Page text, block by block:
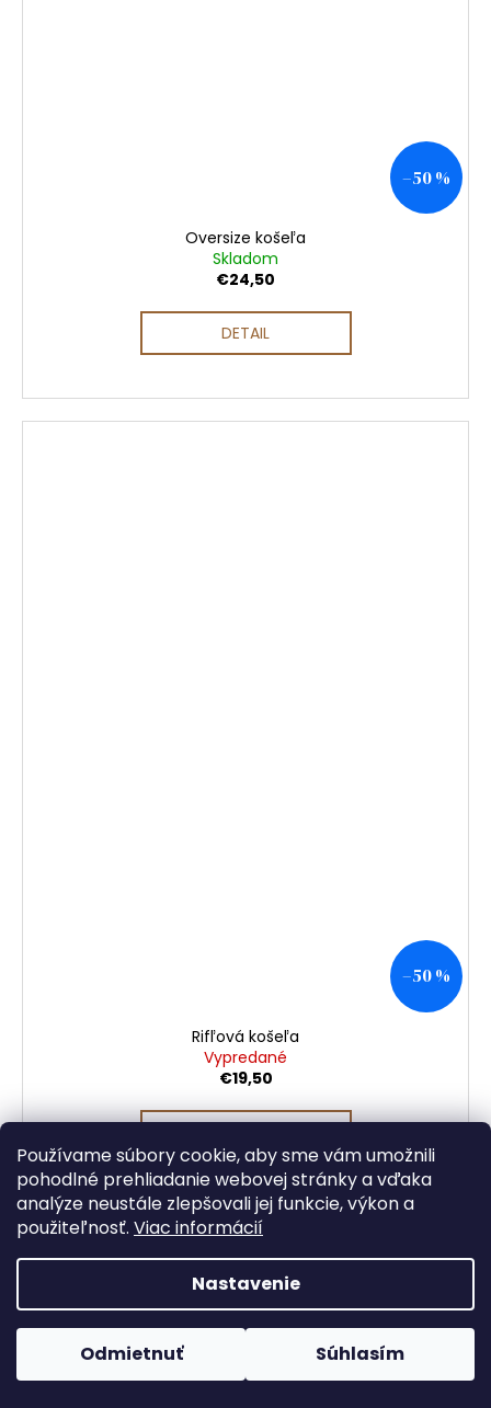
Používame súbory cookie, aby sme vám umožnili
pohodlné prehliadanie webovej stránky a vďaka
analýze neustále zlepšovali jej funkcie, výkon a
použiteľnosť. Viac informácií
Nastavenie
Odmietnuť Súhlasím
–50 %
Oversize košeľa
Skladom
€24,50
DETAIL
–50 %
Rifľová košeľa
Vypredané
€19,50